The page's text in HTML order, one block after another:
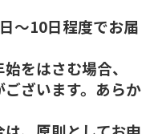
～10日程度でお届
をはさむ場合、
ざいます。あらか